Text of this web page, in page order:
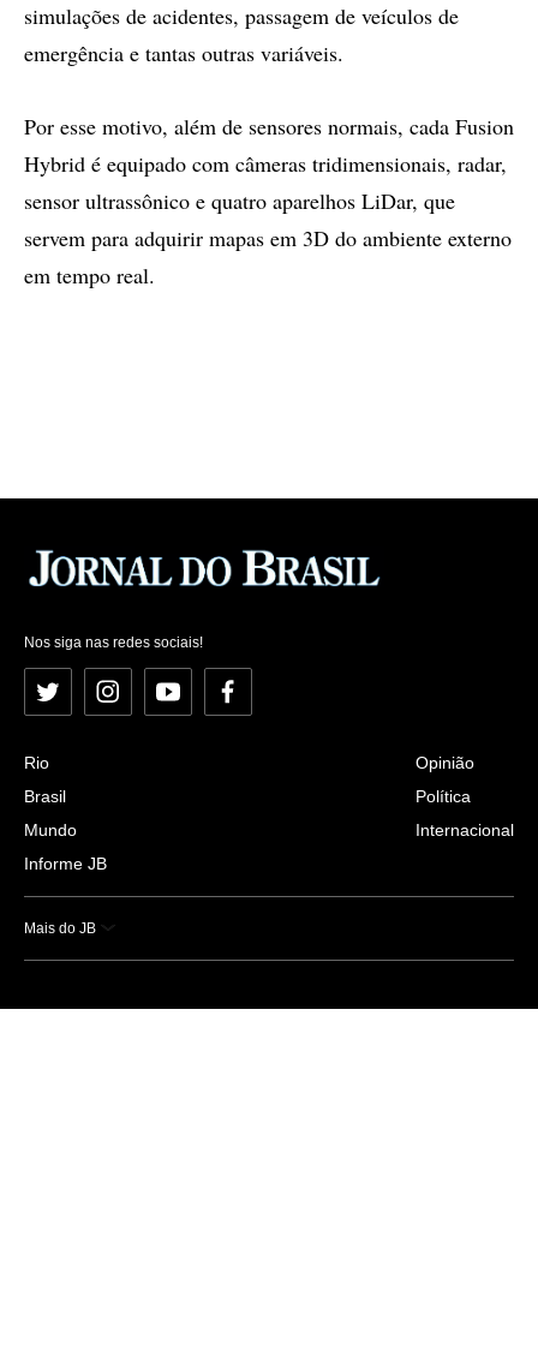
simulações de acidentes, passagem de veículos de
emergência e tantas outras variáveis.
Por esse motivo, além de sensores normais, cada Fusion
Hybrid é equipado com câmeras tridimensionais, radar,
sensor ultrassônico e quatro aparelhos LiDar, que
servem para adquirir mapas em 3D do ambiente externo
em tempo real.
Nos siga nas redes sociais!
Twitter InstagramYouTubeFacebook
Rio
Brasil
Mundo
Informe JB
Opinião
Política
Internacional
Mais do JB
Esportes